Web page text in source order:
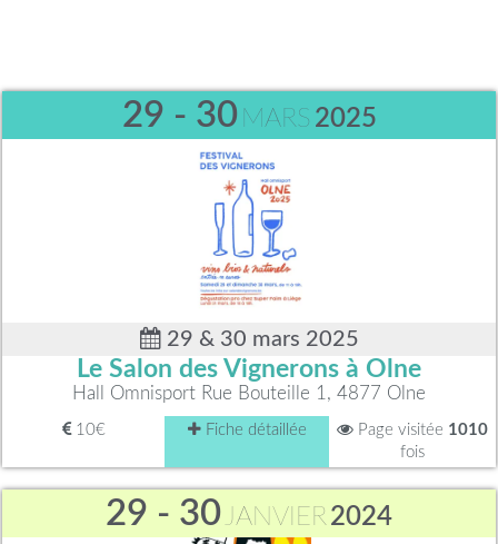
29 - 30 MARS 2025
29 & 30 mars 2025
Le Salon des Vignerons à Olne
Hall Omnisport Rue Bouteille 1, 4877 Olne
10€ Fiche détaillée Page visitée 1010
fois
29 - 30JANVIER2024